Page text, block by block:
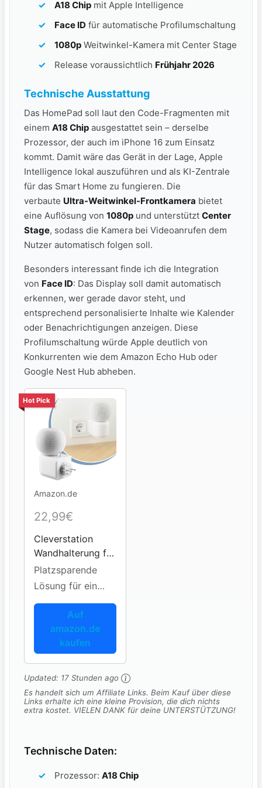
A18 Chip mit Apple Intelligence
Face ID für automatische Profilumschaltung
1080p Weitwinkel-Kamera mit Center Stage
Release voraussichtlich Frühjahr 2026
Technische Ausstattung
Das HomePad soll laut den Code-Fragmenten mit
einem A18 Chip ausgestattet sein – derselbe
Prozessor, der auch im iPhone 16 zum Einsatz
kommt. Damit wäre das Gerät in der Lage, Apple
Intelligence lokal auszuführen und als KI-Zentrale
für das Smart Home zu fungieren. Die
verbaute Ultra-Weitwinkel-Frontkamera bietet
eine Auflösung von 1080p und unterstützt Center
Stage, sodass die Kamera bei Videoanrufen dem
Nutzer automatisch folgen soll.
Besonders interessant finde ich die Integration
von Face ID: Das Display soll damit automatisch
erkennen, wer gerade davor steht, und
entsprechend personalisierte Inhalte wie Kalender
oder Benachrichtigungen anzeigen. Diese
Profilumschaltung würde Apple deutlich von
Konkurrenten wie dem Amazon Echo Hub oder
Google Nest Hub abheben.
Hot Pick
Amazon.de
22,99€
Cleverstation
Wandhalterung für
HomePod mini
Platzsparende
Lösung für ein
sauberes Zuhause
Auf
amazon.de
kaufen
Updated: 17 Stunden ago
Es handelt sich um Affiliate Links. Beim Kauf über diese
Links erhalte ich eine kleine Provision, die dich nichts
extra kostet. VIELEN DANK für deine UNTERSTÜTZUNG!
Technische Daten:
Prozessor: A18 Chip